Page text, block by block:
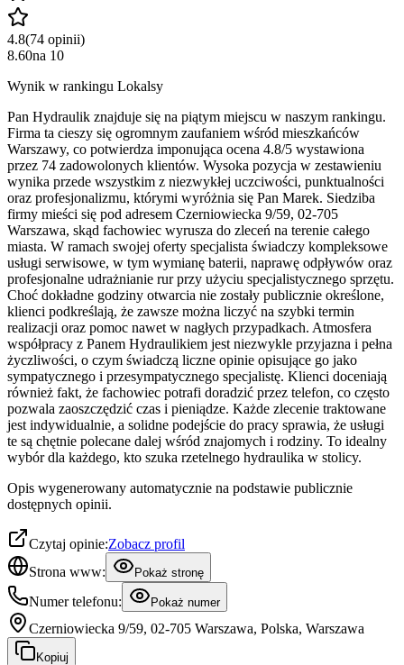
4.8(74 opinii)
8.60na 10
Wynik w rankingu Lokalsy
Pan Hydraulik znajduje się na piątym miejscu w naszym rankingu.
Firma ta cieszy się ogromnym zaufaniem wśród mieszkańców
Warszawy, co potwierdza imponująca ocena 4.8/5 wystawiona
przez 74 zadowolonych klientów. Wysoka pozycja w zestawieniu
wynika przede wszystkim z niezwykłej uczciwości, punktualności
oraz profesjonalizmu, którymi wyróżnia się Pan Marek. Siedziba
firmy mieści się pod adresem Czerniowiecka 9/59, 02-705
Warszawa, skąd fachowiec wyrusza do zleceń na terenie całego
miasta. W ramach swojej oferty specjalista świadczy kompleksowe
usługi serwisowe, w tym wymianę baterii, naprawę odpływów oraz
profesjonalne udrażnianie rur przy użyciu specjalistycznego sprzętu.
Choć dokładne godziny otwarcia nie zostały publicznie określone,
klienci podkreślają, że zawsze można liczyć na szybki termin
realizacji oraz pomoc nawet w nagłych przypadkach. Atmosfera
współpracy z Panem Hydraulikiem jest niezwykle przyjazna i pełna
życzliwości, o czym świadczą liczne opinie opisujące go jako
sympatycznego i przesympatycznego specjalistę. Klienci doceniają
również fakt, że fachowiec potrafi doradzić przez telefon, co często
pozwala zaoszczędzić czas i pieniądze. Każde zlecenie traktowane
jest indywidualnie, a solidne podejście do pracy sprawia, że usługi
te są chętnie polecane dalej wśród znajomych i rodziny. To idealny
wybór dla każdego, kto szuka rzetelnego hydraulika w stolicy.
Opis wygenerowany automatycznie na podstawie publicznie
dostępnych opinii.
Czytaj opinie:Zobacz profil
Strona www:
Pokaż stronę
Numer telefonu: Pokaż numer
Czerniowiecka 9/59, 02-705 Warszawa, Polska, Warszawa
Kopiuj